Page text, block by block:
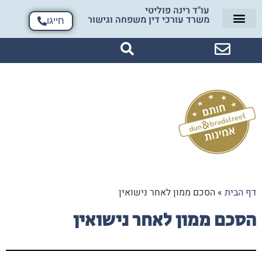
עו"ד רינה פוליטי
משרד עורכי דין משפחה וגישור חייגו
דף הבית » הסכם ממון לאחר נישואין
הסכם ממון לאחר נישואין